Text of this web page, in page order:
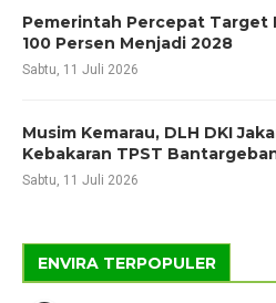
Pemerintah Percepat Target
100 Persen Menjadi 2028
Sabtu, 11 Juli 2026
Musim Kemarau, DLH DKI
Kebakaran TPST
Sabtu, 11 Juli 2026
ENVIRA TERPOPULER